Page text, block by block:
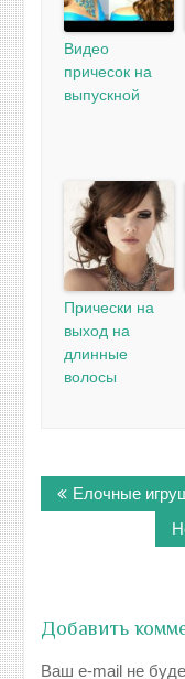
Видео
причесок на
выпускной
Прически на
выход на
длинные
волосы
по Елочные
Добавить
Ваш e-mail не